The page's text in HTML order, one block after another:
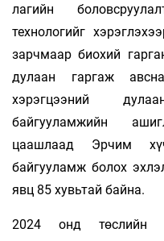
лагийн
технологийг
зарчмаар биохий
дулаан гаргаж
хэрэгцээний
байгууламжийн
цаашлаад Эрчим
байгууламж болох
явц 85 хувьтай байна.
2024 онд төслийн